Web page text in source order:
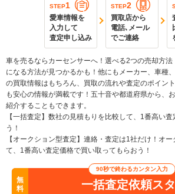
STEP1
愛車情報を
入力して
査定申し込み
STEP2
買取店から
電話､メール
でご連絡
車を売るならカーセンサーへ！選べる2つの売却方
になる方法が見つかるかも！他にもメーカー、車種
の買取情報はもちろん、買取の流れや査定のポイン
も安心の情報が満載です！五十音や都道府県から、
紹介することもできます。
【一括査定】数社の見積もりを比較して、1番高い
う！
【オークション型査定】連絡・査定は1社だけ！オ
て、1番高い査定価格で買い取ってもらおう！
無
料
90秒で終わるカンタン入力
一括査定依頼ス